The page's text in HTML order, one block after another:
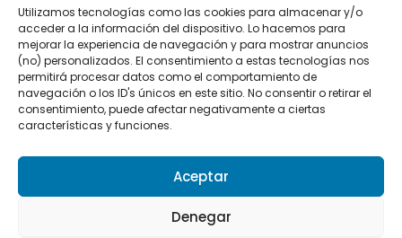
Utilizamos tecnologías como las cookies para almacenar y/o
acceder a la información del dispositivo. Lo hacemos para
mejorar la experiencia de navegación y para mostrar anuncios
(no) personalizados. El consentimiento a estas tecnologías nos
permitirá procesar datos como el comportamiento de
navegación o los ID's únicos en este sitio. No consentir o retirar el
consentimiento, puede afectar negativamente a ciertas
características y funciones.
Aceptar
Denegar
+34 662 342 177
info@vkssport.com
SÍGUENOS
Política de privacidad
Política de cookies